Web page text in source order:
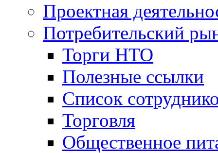
Проектная
Потребительский
Торги НТО
Полезные ссылки
Список
Торговля
Общественное